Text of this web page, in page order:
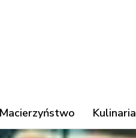
Macierzyństwo Kulinaria